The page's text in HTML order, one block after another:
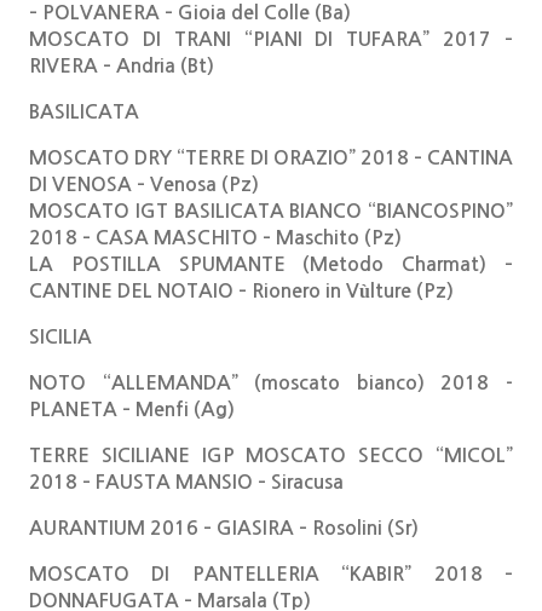
– POLVANERA – Gioia del Colle (Ba)
MOSCATO DI TRANI “PIANI DI TUFARA” 2017 –
RIVERA – Andria (Bt)
BASILICATA
MOSCATO DRY “TERRE DI ORAZIO” 2018 – CANTINA
DI VENOSA – Venosa (Pz)
MOSCATO IGT BASILICATA BIANCO “BIANCOSPINO”
2018 – CASA MASCHITO – Maschito (Pz)
LA POSTILLA SPUMANTE (Metodo Charmat) –
CANTINE DEL NOTAIO – Rionero in Vùlture (Pz)
SICILIA
NOTO “ALLEMANDA” (moscato bianco) 2018 -
PLANETA – Menfi (Ag)
TERRE SICILIANE IGP MOSCATO SECCO “MICOL”
2018 – FAUSTA MANSIO – Siracusa
AURANTIUM 2016 – GIASIRA – Rosolini (Sr)
MOSCATO DI PANTELLERIA “KABIR” 2018 –
DONNAFUGATA – Marsala (Tp)